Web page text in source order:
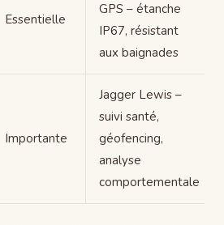
Essentielle
GPS – étanche
IP67, résistant
aux baignades
Importante
Jagger Lewis –
suivi santé,
géofencing,
analyse
comportementale